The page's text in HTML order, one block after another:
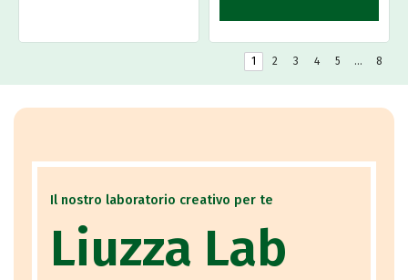
1 2 3 4 5 … 8
Il nostro laboratorio creativo per te
Liuzza Lab